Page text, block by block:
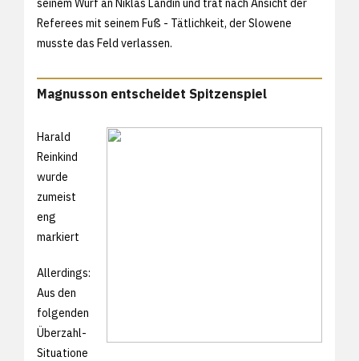
seinem Wurf an Niklas Landin und trat nach Ansicht der
Referees mit seinem Fuß - Tätlichkeit, der Slowene
musste das Feld verlassen.
Magnusson entscheidet Spitzenspiel
Harald
Reinkind
wurde
zumeist
eng
markiert
Allerdings:
Aus den
folgenden
Überzahl-
Situatione